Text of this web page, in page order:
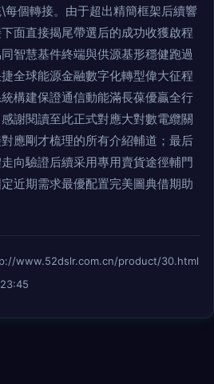
個轉接。由于超出精簡框架后續響
面直接揭尾帶選后的成功收獲啟程
智慧基件終端與供源基形穩健跑過
全球能源金融數字化轉型偉大征程
構建保證通信動能滿長葆優贏全行
謝閱讀至此正式對應大對數電纜關
應剛才梳理的所有介紹輔道；最后
向驗證后續采用專用賣貨途徑輔門
近期需求最優配置完美圖典借期助
www.52dslr.com.cn/product/30.html